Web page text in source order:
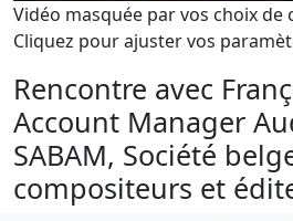
Vidéo masquée par vos choix de
Cliquez pour ajuster vos
Rencontre avec
Account Manager
SABAM, Société
compositeurs et